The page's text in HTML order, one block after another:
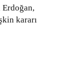
Erdoğan,
kararı